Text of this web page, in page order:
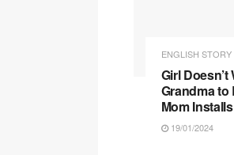
ENGLISH STORY
Girl Doesn’t
Grandma to
Mom
19/01/2024